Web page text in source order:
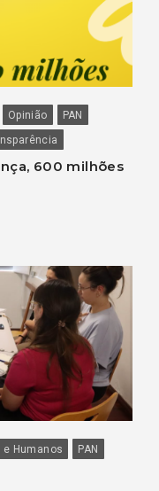
Opinião
PAN
600 milhões
Humanos
PAN